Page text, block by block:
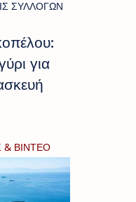
για
& ΒΙΝΤΕΟ